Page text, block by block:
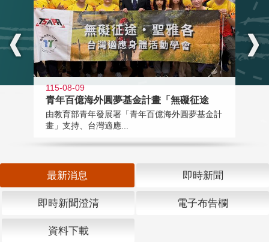
115-08-09
青年百億海外圓夢基金計畫「無礙征途
由教育部青年發展署「青年百億海外圓夢基金計
畫」支持、台灣適應...
最新消息 即時新聞
即時新聞澄清 電子布告欄
資料下載